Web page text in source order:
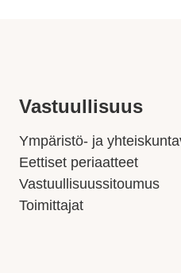
Vastuullisuus
Ympäristö- ja
Eettiset periaatteet
Vastuullisuussitoumus
Toimittajat